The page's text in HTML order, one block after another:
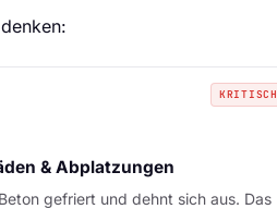
KRITISCH
& Abplatzungen
gefriert und dehnt sich aus. Das